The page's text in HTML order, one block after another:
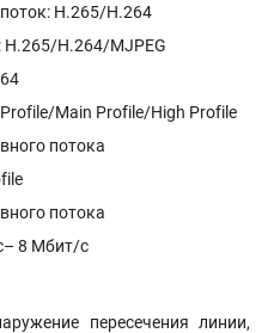
H.265/H.264
H.264/MJPEG
Main Profile/High Profile
потока
потока
8 Мбит/с
пересечения линии,